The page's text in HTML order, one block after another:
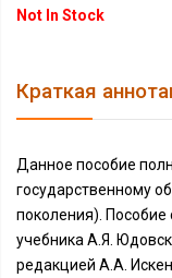
Not In Stock
Краткая
Данное пособие
государственному
поколения). Пособие
учебника А.Я.
редакцией А.А.